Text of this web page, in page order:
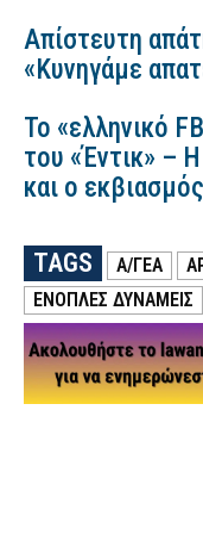
Απίστευτη
«Κυνηγάμε
Το «ελληνικό
του «Έντικ» –
και ο
TAGS Α/ΓΕΑ
ΕΝΟΠΛΕΣ ΔΥΝΑΜΕΙΣ